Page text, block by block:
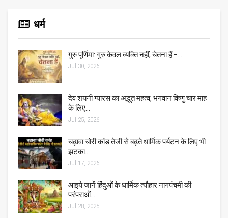
धर्म
गुरु पूर्णिमा: गुरु केवल व्यक्ति नहीं, चेतना हैं –…
Jul 30, 2026
देव शयनी ग्यारस का अद्भुत महत्व, भगवान विष्णु चार माह
के लिए…
Jul 25, 2026
चढ़ावा चोरी कांड तेजी से बढ़ते धार्मिक पर्यटन के लिए भी
झटका…
Jul 17, 2026
आइये जानें हिंदुओं के धार्मिक त्यौहार नागपंचमी की
परंपराओं…
Jul 28, 2025